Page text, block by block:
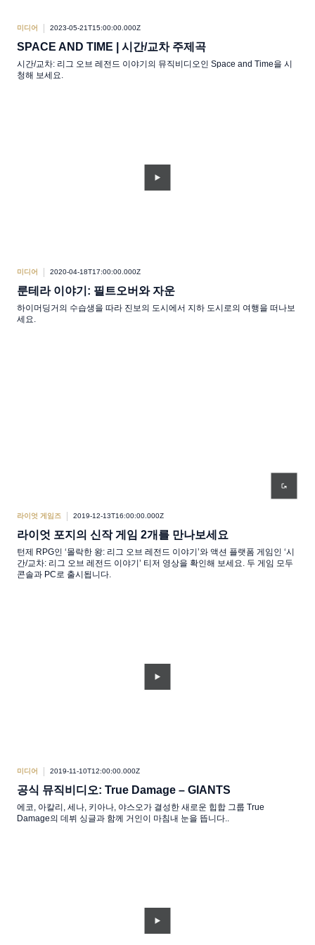
미디어 2023-05-21T15:00:00.000Z
SPACE AND TIME | 시간/교차 주제곡
시간/교차: 리그 오브 레전드 이야기의 뮤직비디오인 Space and Time을 시
청해 보세요.
미디어 2020-04-18T17:00:00.000Z
룬테라 이야기: 필트오버와 자운
하이머딩거의 수습생을 따라 진보의 도시에서 지하 도시로의 여행을 떠나보
세요.
라이엇 게임즈 2019-12-13T16:00:00.000Z
라이엇 포지의 신작 게임 2개를 만나보세요
턴제 RPG인 ‘몰락한 왕: 리그 오브 레전드 이야기’와 액션 플랫폼 게임인 ‘시
간/교차: 리그 오브 레전드 이야기’ 티저 영상을 확인해 보세요. 두 게임 모두
콘솔과 PC로 출시됩니다.
미디어 2019-11-10T12:00:00.000Z
공식 뮤직비디오: True Damage – GIANTS
에코, 아칼리, 세나, 키아나, 야스오가 결성한 새로운 힙합 그룹 True
Damage의 데뷔 싱글과 함께 거인이 마침내 눈을 뜹니다..